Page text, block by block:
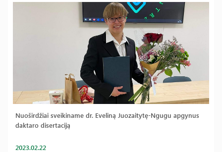
Nuoširdžiai sveikiname dr. Eveliną Juozaitytę-Ngugu apgynus
daktaro disertaciją
2023.02.22